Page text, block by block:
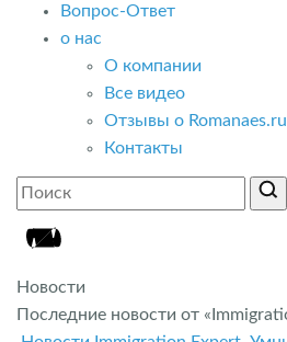
Вопрос-Ответ
о нас
О компании
Все видео
Отзывы о Romanaes.ru
Контакты
Новости
Последние новости от